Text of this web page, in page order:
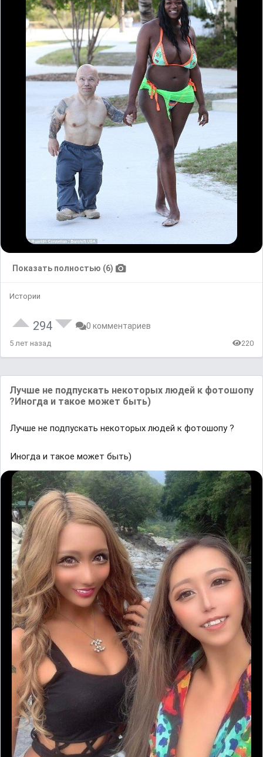
Показать полностью (6)
Истории
294 0 комментариев
5 лет назад 220
Лучше не подпускать некоторых людей к фотошопу
?Иногда и такое может быть)
Лучше не подпускать некоторых людей к фотошопу ?
Иногда и такое может быть)